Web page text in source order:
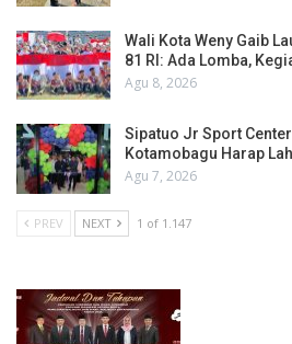
Wali Kota Weny Gaib
81 RI: Ada Lomba,
Agu 8, 2026
Sipatuo Jr Sport
Kotamobagu Harap
Agu 7, 2026
PREV NEXT 1 of 1.147